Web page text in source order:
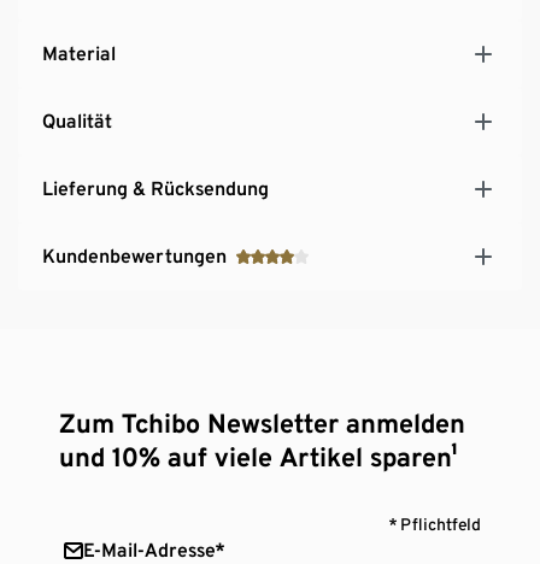
Material
Qualität
Lieferung & Rücksendung
Kundenbewertungen
Zum Tchibo Newsletter anmelden
und 10% auf viele Artikel sparen¹
* Pflichtfeld
E-Mail-Adresse*